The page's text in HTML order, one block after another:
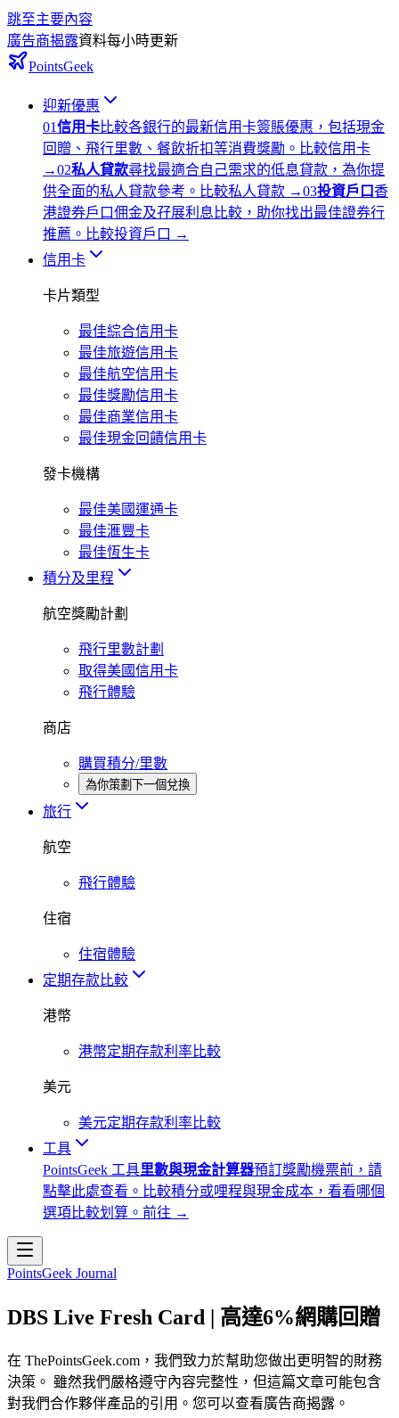
跳至主要內容
廣告商揭露資料每小時更新
PointsGeek
迎新優惠
01信用卡比較各銀行的最新信用卡簽賬優惠，包括現金
回贈、飛行里數、餐飲折扣等消費獎勵。 比較信用卡
→02私人貸款尋找最適合自己需求的低息貸款，為你提
供全面的私人貸款參考。 比較私人貸款 →03投資戶口香
港證券戶口佣金及孖展利息比較，助你找出最佳證券行
推薦。 比較投資戶口 →
信用卡
卡片類型
最佳綜合信用卡
最佳旅遊信用卡
最佳航空信用卡
最佳獎勵信用卡
最佳商業信用卡
最佳現金回饋信用卡
發卡機構
最佳美國運通卡
最佳滙豐卡
最佳恆生卡
積分及里程
航空獎勵計劃
飛行里數計劃
取得美國信用卡
飛行體驗
商店
購買積分/里數
為你策劃下一個兌換
旅行
航空
飛行體驗
住宿
住宿體驗
定期存款比較
港幣
港幣定期存款利率比較
美元
美元定期存款利率比較
工具
PointsGeek 工具里數與現金計算器預訂獎勵機票前，請
點擊此處查看。比較積分或哩程與現金成本，看看哪個
選項比較划算。 前往 →
PointsGeek Journal
DBS Live Fresh Card | 高達6%網購回贈
在 ThePointsGeek.com，我們致力於幫助您做出更明智的財務
決策。 雖然我們嚴格遵守內容完整性，但這篇文章可能包含
對我們合作夥伴產品的引用。您可以查看廣告商揭露。